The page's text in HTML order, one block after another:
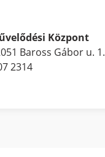
Központ
Baross Gábor u. 1.
2314